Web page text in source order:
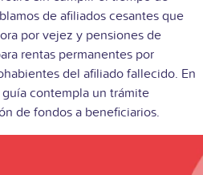
de afiliados cesantes que
por vejez y pensiones de
rentas permanentes por
del afiliado fallecido. En
contempla un trámite
de fondos a beneficiarios.